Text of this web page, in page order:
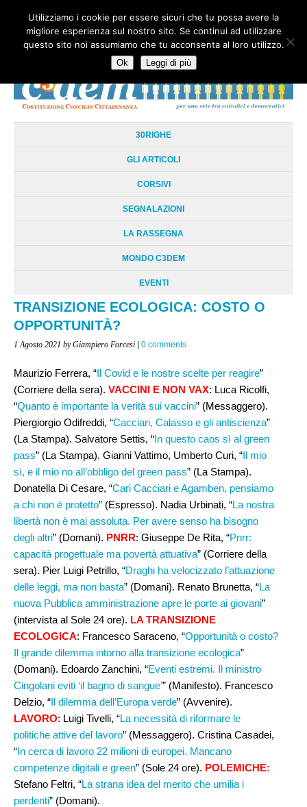
HOME CHI SIAMO LA RETE LE RADICI DOCUMENTAZIONE
AREE TEMATICHE
30RIGHE
GLI ARTICOLI
CORSIVI
SEGNALAZIONI
LA RASSEGNA
MONDO C3DEM
EVENTI
TRANSIZIONE ECOLOGICA: COSTO O
OPPORTUNITÀ?
1 Agosto 2021 by Giampiero Forcesi | 0 comments
Maurizio Ferrera, “Il Covid e le nostre scelte per reagire”
(Corriere della sera). VACCINI E NON VAX: Luca Ricolfi,
“Quanto è importante la verità sui vaccini” (Messaggero).
Piergiorgio Odifreddi, “Cacciari, Calasso e gli antiscienza”
(La Stampa). Salvatore Settis, “In questo caos sì al green
pass” (La Stampa). Gianni Vattimo, Umberto Curi, “Il mio
sì, e il mio no all’obbligo del green pass” (La Stampa).
Donatella Di Cesare, “Cari Cacciari e Agamben, pensiamo
a chi non è protetto” (Espresso). Nadia Urbinati, “La nostra
libertà non è mai assoluta. Per avere senso ha bisogno
degli altri” (Domani). PNRR: Giuseppe De Rita, “Pnrr:
capacità progettuale ma povertà attuativa” (Corriere della
sera). Pier Luigi Petrillo, “Draghi ha velocizzato l’attuazione
delle leggi, ma non basta” (Domani). Renato Brunetta, “La
nuova Pubblica amministrazione apre le porte ai giovani”
(intervista al Sole 24 ore). LA TRANSIZIONE
ECOLOGICA: Francesco Saraceno, “Opportunità o costo?
Il grande dilemma intorno alla transizione ecologica”
(Domani). Edoardo Zanchini, “Eventi estremi. Il ministro
Cingolani eviti ‘il bagno di sangue’” (Manifesto). Francesco
Delzio, “Il dilemma dell’Europa verde” (Avvenire).
LAVORO: Luigi Tivelli, “La necessità di riformare le
politiche attive del lavoro” (Messaggero). Cristina Casadei,
“In cerca di lavoro 22 milioni di europei. Mancano
competenze digitali e green” (Sole 24 ore). POLEMICHE:
Stefano Feltri, “La strana idea del merito che umilia i
perdenti” (Domani).
Utilizziamo i cookie per essere sicuri che tu possa avere la
migliore esperienza sul nostro sito. Se continui ad utilizzare
questo sito noi assumiamo che tu acconsenta al loro utilizzo.
Ok Leggi di più